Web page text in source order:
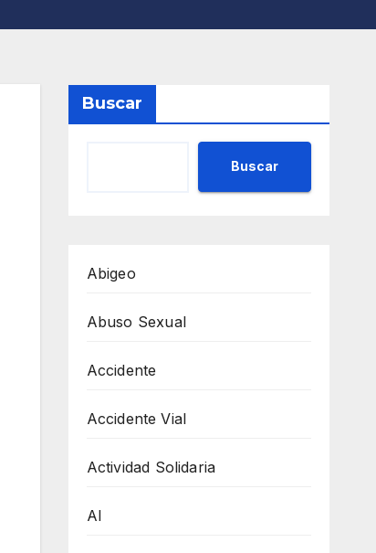
Buscar
Buscar
Abigeo
Abuso Sexual
Accidente
Accidente Vial
Actividad Solidaria
AI